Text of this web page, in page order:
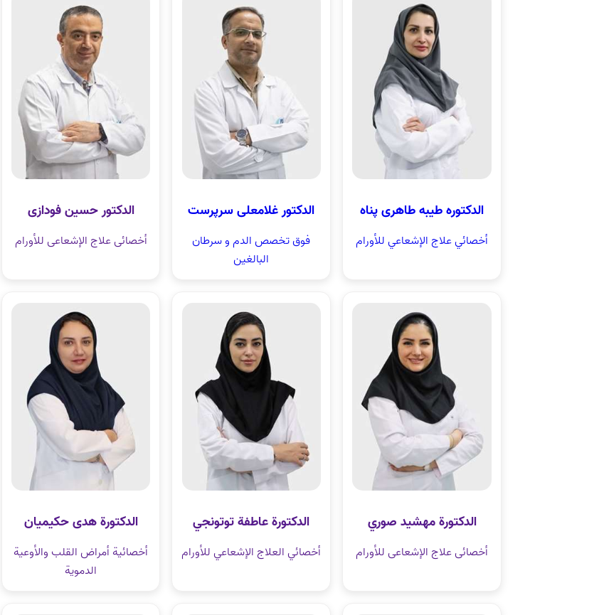
الدکتوره طیبه طاهری پناه
أخصائي علاج الإشعاعي للأورام
الدکتور غلامعلی سرپرست
فوق تخصص الدم و سرطان
البالغین
الدکتور حسین فودازی
أخصائی علاج الإشعاعی للأورام
الدكتورة مهشيد صوري
أخصائی علاج الإشعاعی للأورام
الدكتورة عاطفة توتونجي
أخصائي العلاج الإشعاعي للأورام
الدكتورة هدى حكيميان
أخصائية أمراض القلب والأوعية
الدموية